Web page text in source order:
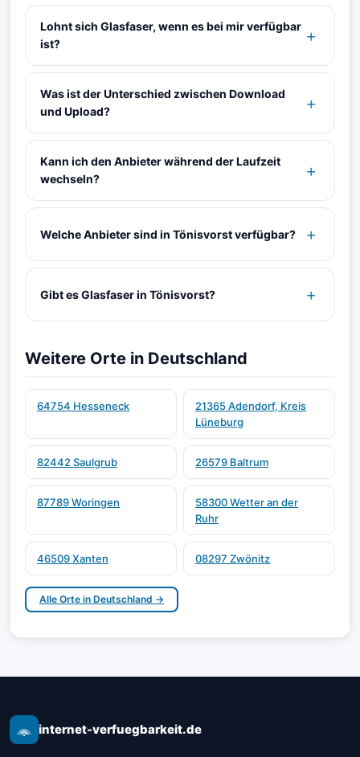
Lohnt sich Glasfaser, wenn es bei mir verfügbar
ist?
Was ist der Unterschied zwischen Download
und Upload?
Kann ich den Anbieter während der Laufzeit
wechseln?
Welche Anbieter sind in Tönisvorst verfügbar?
Gibt es Glasfaser in Tönisvorst?
Weitere Orte in Deutschland
64754 Hesseneck
21365 Adendorf, Kreis
Lüneburg
82442 Saulgrub 26579 Baltrum
87789 Woringen
58300 Wetter an der
Ruhr
46509 Xanten 08297 Zwönitz
Alle Orte in Deutschland →
internet-verfuegbarkeit.de